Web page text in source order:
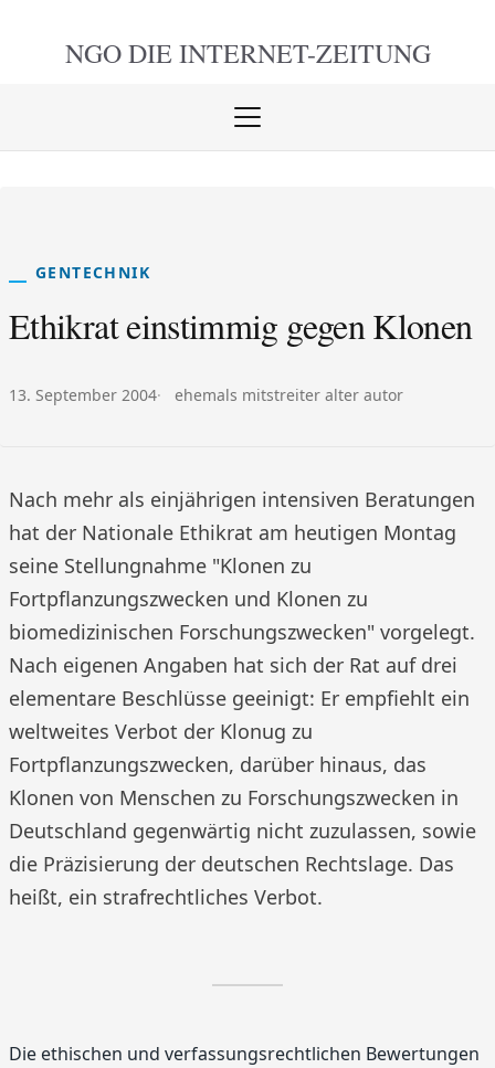
NGO DIE INTERNET-ZEITUNG
Menü
GENTECHNIK
Ethikrat einstimmig gegen Klonen
Veröffentlicht am:
13. September 2004 Autor:
ehemals mitstreiter alter autor
Nach mehr als einjährigen intensiven Beratungen
hat der Nationale Ethikrat am heutigen Montag
seine Stellungnahme "Klonen zu
Fortpflanzungszwecken und Klonen zu
biomedizinischen Forschungszwecken" vorgelegt.
Nach eigenen Angaben hat sich der Rat auf drei
elementare Beschlüsse geeinigt: Er empfiehlt ein
weltweites Verbot der Klonug zu
Fortpflanzungszwecken, darüber hinaus, das
Klonen von Menschen zu Forschungszwecken in
Deutschland gegenwärtig nicht zuzulassen, sowie
die Präzisierung der deutschen Rechtslage. Das
heißt, ein strafrechtliches Verbot.
Die ethischen und verfassungsrechtlichen Bewertungen